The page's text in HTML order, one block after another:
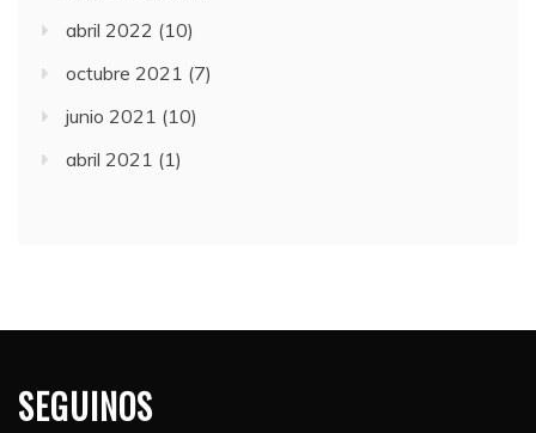
abril 2022 (10)
octubre 2021 (7)
junio 2021 (10)
abril 2021 (1)
SEGUINOS